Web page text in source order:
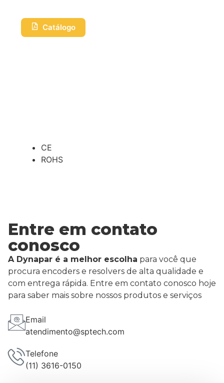
Catálogo
CE
ROHS
Entre em contato
conosco
A Dynapar é a melhor escolha para você que
procura encoders e resolvers de alta qualidade e
com entrega rápida. Entre em contato conosco hoje
para saber mais sobre nossos produtos e serviços
Email
atendimento@sptech.com
Telefone
(11) 3616-0150